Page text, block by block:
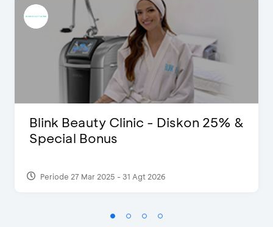
Blink Beauty Clinic - Diskon 25% &
Special Bonus
Periode 27 Mar 2025 - 31 Agt 2026